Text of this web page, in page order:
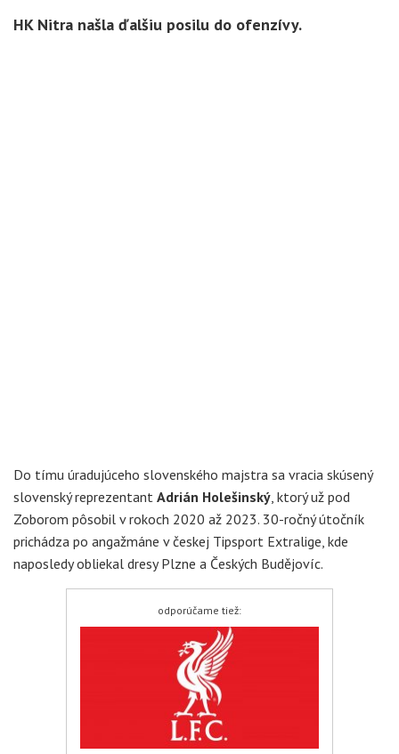
HK Nitra našla ďalšiu posilu do ofenzívy.
Do tímu úradujúceho slovenského majstra sa vracia skúsený
slovenský reprezentant Adrián Holešinský , ktorý už pod
Zoborom pôsobil v rokoch 2020 až 2023. 30-ročný útočník
prichádza po angažmáne v českej Tipsport Extralige, kde
naposledy obliekal dresy Plzne a Českých Budějovíc.
odporúčame tiež: